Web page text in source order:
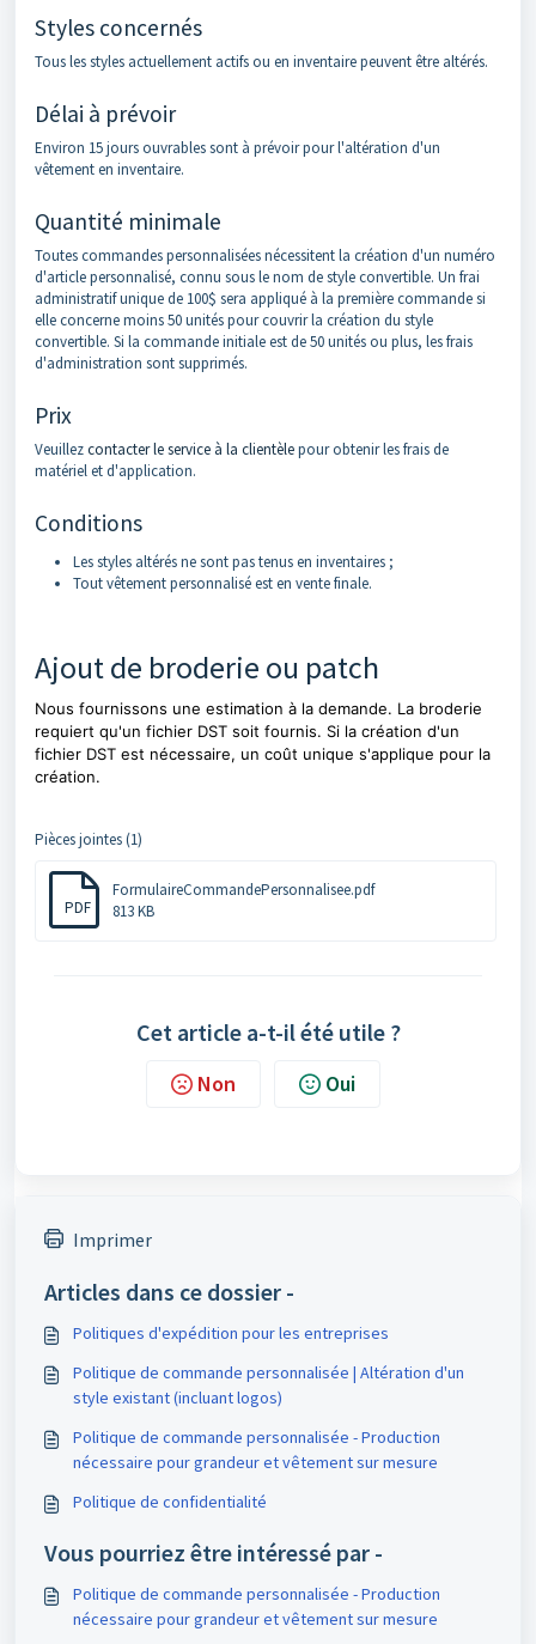
Styles concernés
Tous les styles actuellement actifs ou en inventaire peuvent être altérés.
Délai à prévoir
Environ 15 jours ouvrables sont à prévoir pour l'altération d'un
vêtement en inventaire.
Quantité minimale
Toutes commandes personnalisées nécessitent la création d'un numéro
d'article personnalisé, connu sous le nom de style convertible. Un frai
administratif unique de 100$ sera appliqué à la première commande si
elle concerne moins 50 unités pour couvrir la création du style
convertible. Si la commande initiale est de 50 unités ou plus, les frais
d'administration sont supprimés.
Prix
Veuillezcontacter le service à la clientèlepour obtenir les frais de
matériel et d'application.
Conditions
Les styles altérés ne sont pas tenus en inventaires ;
Tout vêtement personnalisé est en vente finale.
Ajout de broderie ou patch
Nous fournissons une estimation à la demande. La broderie
requiert qu'un fichier DST soit fournis. Si la création d'un
fichier DST est nécessaire, un coût unique s'applique pour la
création.
Pièces jointes (1)
PDF
FormulaireCommandePersonnalisee.pdf
813 KB
Cet article a-t-il été utile ?
Non Oui
Imprimer
Articles dans ce dossier -
Politiques d'expédition pour les entreprises
Politique de commande personnalisée | Altération d'un
style existant (incluant logos)
Politique de commande personnalisée - Production
nécessaire pour grandeur et vêtement sur mesure
Politique de confidentialité
Vous pourriez être intéressé par -
Politique de commande personnalisée - Production
nécessaire pour grandeur et vêtement sur mesure